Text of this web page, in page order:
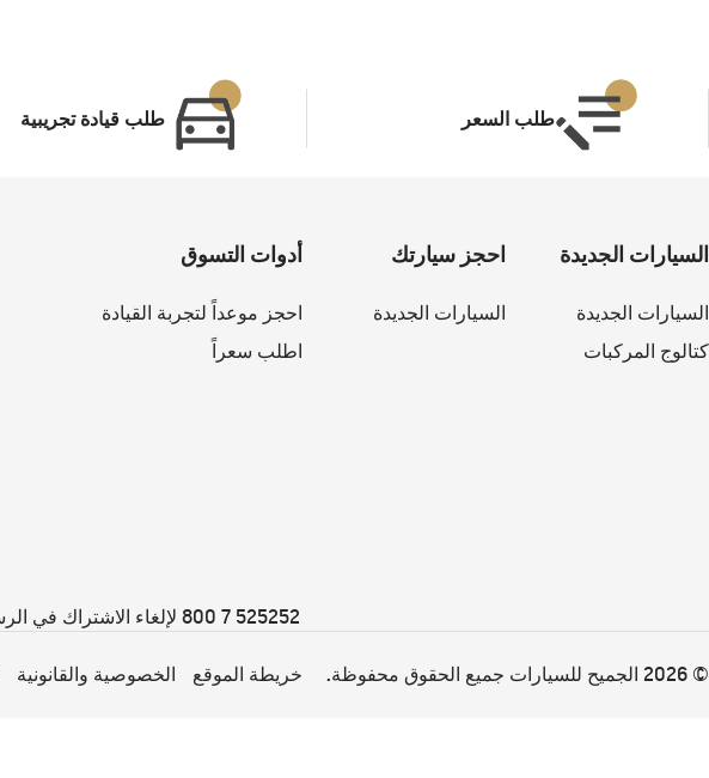
طلب السعر طلب قيادة تجريبية
السيارات الجديدة
السيارات الجديدة
كتالوج المركبات
احجز سيارتك
السيارات الجديدة
أدوات التسوق
احجز موعداً لتجربة القيادة
اطلب سعراً
525252 7 800 لإلغاء الاشتراك في الرسائل القصيرة الترويجية والقائمة البريدية ، يرجى الاتصال بنا على
© 2026 الجميح للسيارات جميع الحقوق محفوظة. خريطة الموقع الخصوصية والقانونية